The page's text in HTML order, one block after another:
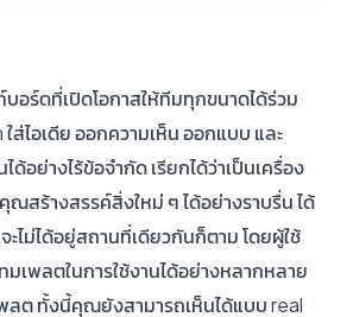
อร์ดที่เปิดโอกาสให้ทีมทุกขนาดได้ร่วม
ส่ไอเดีย ออกความเห็น ออกแบบ และ
ด้อย่างไร้ข้อจำกัด เรียกได้ว่าเป็นเครื่อง
สร้างสรรค์สิ่งใหม่ ๆ ได้อย่างราบรื่น ได้
ะไม่ได้อยู่สถานที่เดียวกันก็ตาม โดยผู้ใช้
มเพลตในการใช้งานได้อย่างหลากหลาย
ลต ทั้งนี้คุณยังสามารถเห็นได้แบบ real